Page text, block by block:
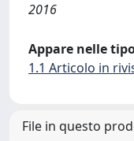
2016
Appare nelle
1.1 Articolo in
File in questo